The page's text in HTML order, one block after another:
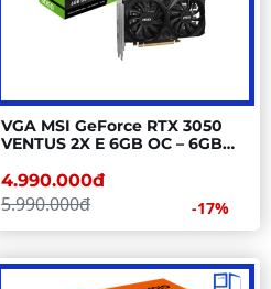
VGA MSI GeForce RTX 3050
VENTUS 2X E 6GB OC – 6GB
Ampere
4.990.000đ
5.990.000đ -17%